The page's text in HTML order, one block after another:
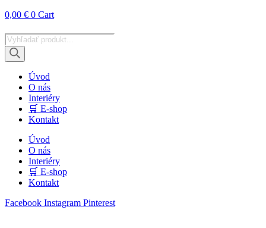
0,00 € 0 Cart
Products
search
Úvod
O nás
Interiéry
🛒 E-shop
Kontakt
Úvod
O nás
Interiéry
🛒 E-shop
Kontakt
Facebook Instagram Pinterest